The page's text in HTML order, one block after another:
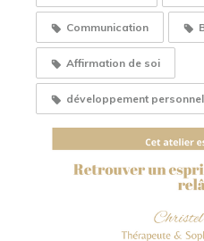
Communication
Affirmation de soi
développement personnel